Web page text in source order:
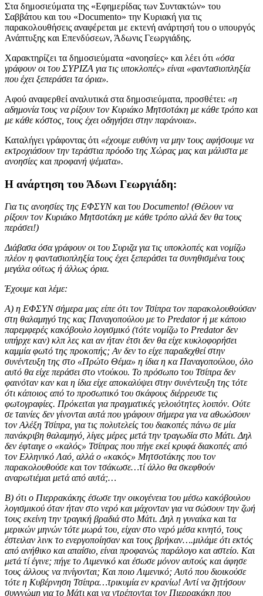
Στα δημοσιεύματα της «Εφημερίδας των Συντακτών» του
Σαββάτου και του «Documento» την Κυριακή για τις
παρακολουθήσεις αναφέρεται με εκτενή ανάρτησή του ο υπουργός
Ανάπτυξης και Επενδύσεων, Άδωνις Γεωργιάδης.
Χαρακτηρίζει τα δημοσιεύματα «ανοησίες» και λέει ότι «όσα
γράφουν οι του ΣΥΡΙΖΑ για τις υποκλοπές» είναι «φαντασιοπληξία
που έχει ξεπεράσει τα όρια».
Αφού αναφερθεί αναλυτικά στα δημοσιεύματα, προσθέτει: «η
αδημονία τους να ρίξουν τον Κυριάκο Μητσοτάκη με κάθε τρόπο και
με κάθε κόστος, τους έχει οδηγήσει στην παράνοια».
Καταλήγει γράφοντας ότι «έχουμε ευθύνη να μην τους αφήσουμε να
εκτροχιάσουν την τεράστια πρόοδο της Χώρας μας και μάλιστα με
ανοησίες και προφανή ψέματα».
Η ανάρτηση του Άδωνι Γεωργιάδη:
Για τις ανοησίες της ΕΦΣΥΝ και του Documento! (Θέλουν να
ρίξουν τον Κυριάκο Μητσοτάκη με κάθε τρόπο αλλά δεν θα τους
περάσει!)
Διάβασα όσα γράφουν οι του Συριζα για τις υποκλοπές και νομίζω
πλέον η φαντασιοπληξία τους έχει ξεπεράσει τα συνηθισμένα τους
μεγάλα ούτως ή άλλως όρια.
Έχουμε και λέμε:
Α) η ΕΦΣΥΝ σήμερα μας είπε ότι τον Τσίπρα τον παρακολουθούσαν
στη θαλαμηγό της κας Παναγοπούλου με το Predator ή με κάποιο
παρεμφερές κακόβουλο λογισμικό (τότε νομίζω το Predator δεν
υπήρχε καν) κλπ λες και αν ήταν έτσι δεν θα είχε κυκλοφορήσει
καμμία φωτό της προκοπής; Αν δεν το είχε παραδεχθεί στην
συνέντευξη της στο «Πρώτο Θέμα» η ίδια η κα Παναγοπούλου, όλο
αυτό θα είχε περάσει στο ντούκου. Το πρόσωπο του Τσίπρα δεν
φαινόταν καν και η ίδια είχε αποκαλύψει στην συνέντευξη της τότε
ότι κάποιος από το προσωπικό του σκάφους διέρρευσε τις
φωτογραφίες. Πρόκειται για πραγματικές γελοιότητες λοιπόν. Ούτε
σε ταινίες δεν γίνονται αυτά που γράφουν σήμερα για να αθωώσουν
τον Αλέξη Τσίπρα, για τις πολυτελείς του διακοπές πάνω σε μία
πανάκριβη θαλαμηγό, λίγες μέρες μετά την τραγωδία στο Μάτι. Δηλ
δεν έφταιγε ο «καλός» Τσίπρας που πήγε εκεί κρυφά διακοπές από
τον Ελληνικό Λαό, αλλά ο «κακός» Μητσοτάκης που τον
παρακολουθούσε και τον τσάκωσε…τί άλλο θα σκεφθούν
αναρωτιέμαι μετά από αυτά;…
Β) ότι ο Πιερρακάκης έσωσε την οικογένεια του μέσω κακόβουλου
λογισμικού όταν ήταν στο νερό και μάχονταν για να σώσουν την ζωή
τους εκείνη την τραγική βραδιά στο Μάτι. Δηλ η γυναίκα και τα
μερικών μηνών τότε μωρά του, είχαν στο νερό μέσα κινητό, τους
έστειλαν λινκ το ενεργοποίησαν και τους βρήκαν….μιλάμε ότι εκτός
από ανήθικο και απαίσιο, είναι προφανώς παράλογο και αστείο. Και
μετά τί έγινε; πήγε το Λιμενικό και έσωσε μόνον αυτούς και άφησε
τους άλλους να πνίγονται; Και ποιο Λιμενικό; Αυτό που διοικούσε
τότε η Κυβέρνηση Τσίπρα…τρικυμία εν κρανίω! Αντί να ζητήσουν
συγγνώμη για το Μάτι και να ντρέπονται τον Πιερρακάκη που